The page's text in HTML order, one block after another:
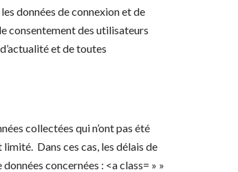
données de connexion et de
consentement des utilisateurs
et de toutes
collectées qui n’ont pas été
Dans ces cas, les délais de
concernées : <a class= » »